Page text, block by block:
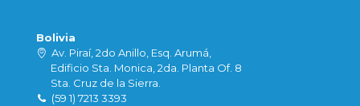
Bolivia
Av. Piraí, 2do Anillo, Esq. Arumá,
Edificio Sta. Monica, 2da. Planta Of. 8
Sta. Cruz de la Sierra.
(59 1) 7213 3393